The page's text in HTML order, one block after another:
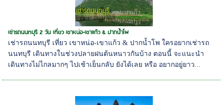
เช่ารถนนทบุรี 2 วัน เที่ยว เขาหน่อ-เขาแก้ว & ปากน้ำโพ
เช่ารถนนทบุรี เที่ยว เขาหน่อ-เขาแก้ว & ปากน้ำโพ ใครอยากเช่ารถ
นนทบุรี เดินทางในช่วงปลายฝนต้นหนาวกันบ้าง ตอนนี้ จะแนะนำ
เดินทางไม่ไกลมากๆ ไปเช้าเย็นกลับ ยังได้เลย หรือ อยากอยู่ยาว...